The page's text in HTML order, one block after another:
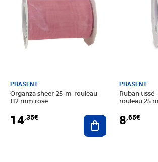
PRASENT
Organza sheer 25-m-rouleau
112 mm rose
14,35€ Ajouter au panier
PRASENT
Ruban tissé
rouleau 25
8,65€